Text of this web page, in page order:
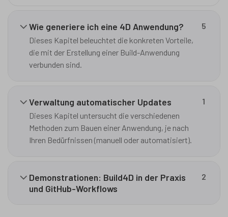
Wie generiere ich eine 4D Anwendung?
Dieses Kapitel beleuchtet die konkreten Vorteile,
die mit der Erstellung einer Build-Anwendung
verbunden sind.
5
Verwaltung automatischer Updates
Dieses Kapitel untersucht die verschiedenen
Methoden zum Bauen einer Anwendung, je nach
Ihren Bedürfnissen (manuell oder automatisiert).
1
Demonstrationen: Build4D in der Praxis
und GitHub-Workflows
2